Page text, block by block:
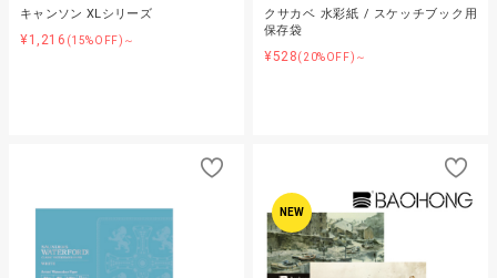
キャンソン XLシリーズ
¥1,216 (15%OFF)～
クサカベ 水彩紙 / スケッチブック用
保存袋
¥528(20%OFF)～
NEW